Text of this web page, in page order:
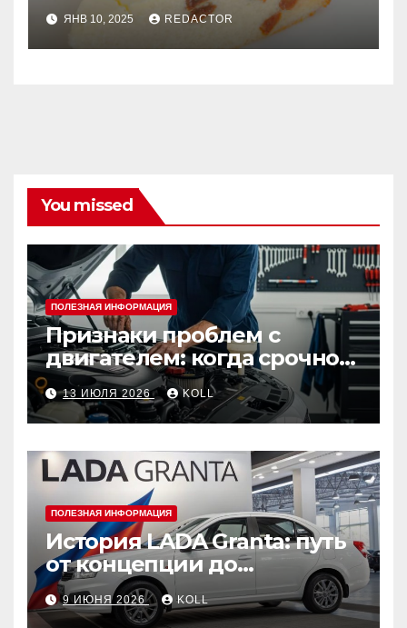
ЯНВ 10, 2025 REDACTOR
You missed
ПОЛЕЗНАЯ ИНФОРМАЦИЯ
Признаки проблем с
двигателем: когда срочно
ехать в сервис
13 ИЮЛЯ 2026 KOLL
ПОЛЕЗНАЯ ИНФОРМАЦИЯ
История LADA Granta: путь
от концепции до
популярного российского
автомобиля
9 ИЮНЯ 2026 KOLL